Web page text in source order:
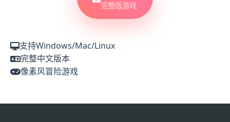
完整版游戏
支持Windows/Mac/Linux
完整中文版本
像素风冒险游戏